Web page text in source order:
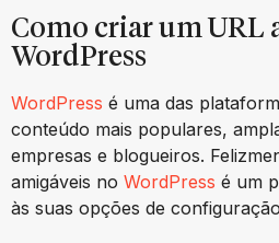
Como criar um URL
WordPress
WordPress é uma das
conteúdo mais populares,
empresas e blogueiros.
amigáveis no WordPress é um
às suas opções de